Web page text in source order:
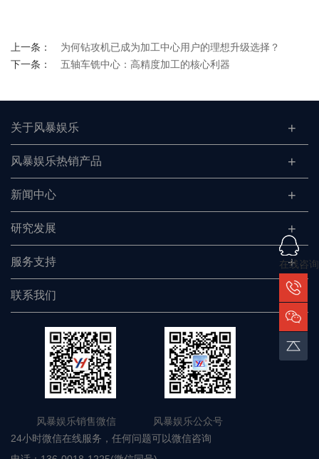
上一条：
为何钻攻机已成为加工中心用户的理想升级选择？
下一条：
五轴车铣中心：高精度加工的核心利器
关于风暴娱乐
风暴娱乐热销产品
新闻中心
研究发展
服务支持
联系我们
风暴娱乐销售微信 风暴娱乐公众号
24小时微信在线服务，任何问题可以微信咨询
在线咨询